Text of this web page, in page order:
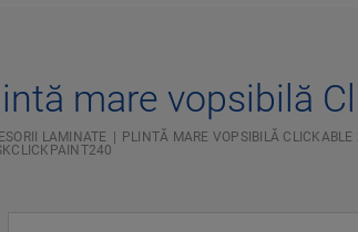
mare vopsibilă
LAMINATE
PLINTĂ MARE VOPSIBILĂ CLICKABLE